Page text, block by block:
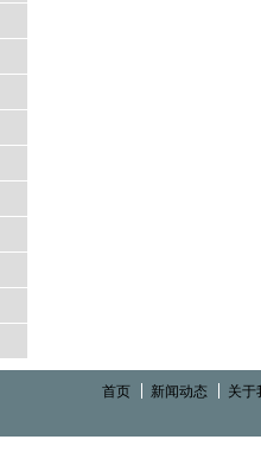
首页 新闻动态 关于